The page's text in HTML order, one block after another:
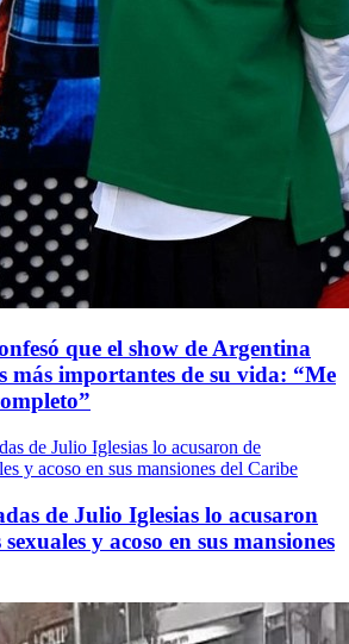
que el show de Argentina
más importantes de su vida: “Me
de Julio Iglesias lo acusaron
y acoso en sus mansiones